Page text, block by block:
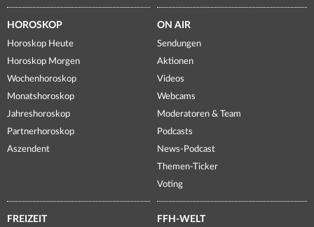
HOROSKOP
Horoskop Heute
Horoskop Morgen
Wochenhoroskop
Monatshoroskop
Jahreshoroskop
Partnerhoroskop
Aszendent
ON AIR
Sendungen
Aktionen
Videos
Webcams
Moderatoren & Team
Podcasts
News-Podcast
Themen-Ticker
Voting
FREIZEIT FFH-WELT